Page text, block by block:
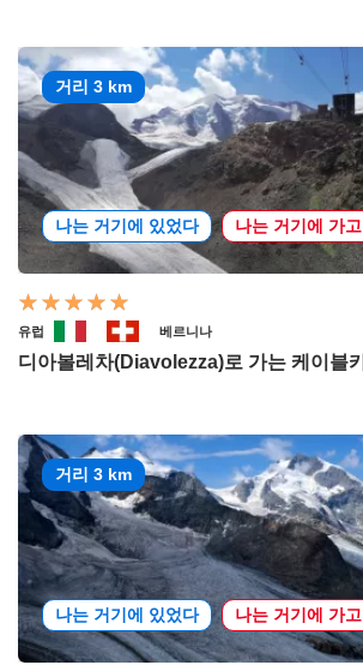
거리 3 km
나는 거기에 있었다 나는 거기에 가
유럽 베르니나
디아볼레차(Diavolezza)로 가는 케이블
거리 3 km
나는 거기에 있었다 나는 거기에 가